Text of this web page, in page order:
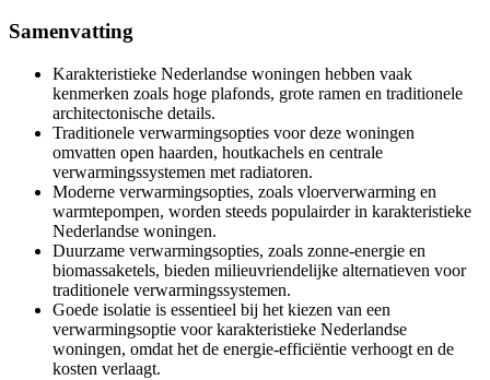
Samenvatting
Karakteristieke Nederlandse woningen hebben vaak
kenmerken zoals hoge plafonds, grote ramen en traditionele
architectonische details.
Traditionele verwarmingsopties voor deze woningen
omvatten open haarden, houtkachels en centrale
verwarmingssystemen met radiatoren.
Moderne verwarmingsopties, zoals vloerverwarming en
warmtepompen, worden steeds populairder in karakteristieke
Nederlandse woningen.
Duurzame verwarmingsopties, zoals zonne-energie en
biomassaketels, bieden milieuvriendelijke alternatieven voor
traditionele verwarmingssystemen.
Goede isolatie is essentieel bij het kiezen van een
verwarmingsoptie voor karakteristieke Nederlandse
woningen, omdat het de energie-efficiëntie verhoogt en de
kosten verlaagt.